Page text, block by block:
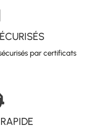
par certificats